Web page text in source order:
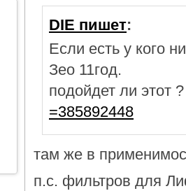
DIE пишет:
Если есть у кого
Зео 11год.
подойдет ли этот
=385892448
там же в
п.с. фильтров для